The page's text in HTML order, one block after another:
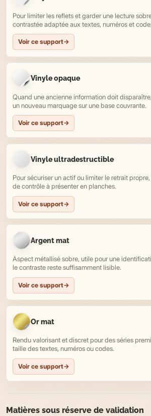
Pour limiter les reflets et garder une lecture
contrastée adaptée aux textes, numéros et
Voir ce support→
Vinyle opaque
Quand une ancienne information doit
un nouveau marquage sur une base couvrante.
Voir ce support→
Vinyle ultradestructible
Pour sécuriser un actif ou limiter le retrait
de contrôle à présenter en planches.
Voir ce support→
Argent mat
Aspect métallisé sobre, utile pour une
le contraste reste suffisamment lisible.
Voir ce support→
Or mat
Rendu valorisant et discret pour des séries
taille des textes, numéros ou codes.
Voir ce support→
Matières sous réserve de validation